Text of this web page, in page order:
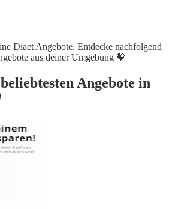
Diaet Angebote. Entdecke nachfolgend
aus deiner Umgebung 🧡
Angebote in